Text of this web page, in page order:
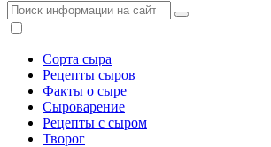
Сорта сыра
Рецепты сыров
Факты о сыре
Сыроварение
Рецепты с сыром
Творог